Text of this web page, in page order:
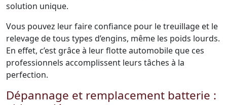
solution unique.
Vous pouvez leur faire confiance pour le treuillage et le
relevage de tous types d’engins, même les poids lourds.
En effet, c’est grâce à leur flotte automobile que ces
professionnels accomplissent leurs tâches à la
perfection.
Dépannage et remplacement batterie :